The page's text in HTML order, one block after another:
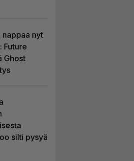
nappaa nyt
Future
Ghost
silti pysyä